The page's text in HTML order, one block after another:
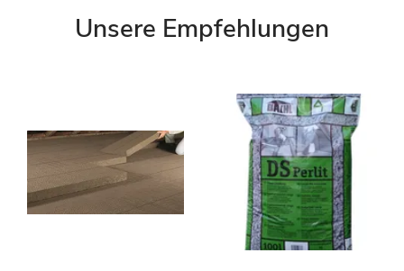
Unsere Empfehlungen